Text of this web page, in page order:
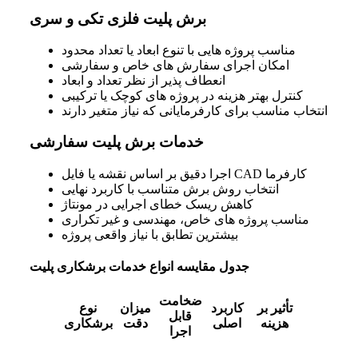
برش پلیت فلزی تکی و سری
مناسب پروژه‌ هایی با تنوع ابعاد یا تعداد محدود
امکان اجرای سفارش‌ های خاص و سفارشی
انعطاف‌ پذیر از نظر تعداد و ابعاد
کنترل بهتر هزینه در پروژه‌ های کوچک یا ترکیبی
انتخاب مناسب برای کارفرمایانی که نیاز متغیر دارند
خدمات برش پلیت سفارشی
اجرا دقیق بر اساس نقشه یا فایل CAD کارفرما
انتخاب روش برش متناسب با کاربرد نهایی
کاهش ریسک خطای اجرایی در مونتاژ
مناسب پروژه‌ های خاص، مهندسی و غیر تکراری
بیشترین تطابق با نیاز واقعی پروژه
جدول مقایسه انواع خدمات برشکاری پلیت
نوع
برشکاری
میزان
دقت
ضخامت
قابل
اجرا
کاربرد
اصلی
تأثیر بر
هزینه